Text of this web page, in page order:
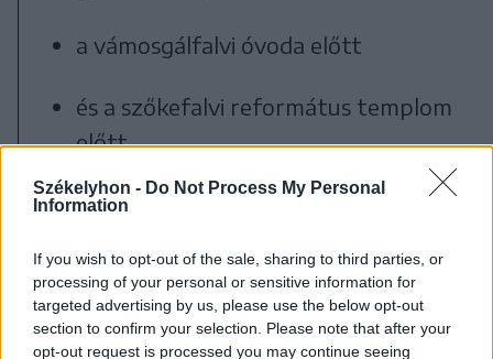
Székelyhon - Do Not Process My Personal
Information
If you wish to opt-out of the sale, sharing to third parties, or
processing of your personal or sensitive information for
targeted advertising by us, please use the below opt-out
section to confirm your selection. Please note that after your
opt-out request is processed you may continue seeing
a vámosgálfalvi óvoda előtt
és a szőkefalvi református templom
előtt,
és hamarosan Küküllőpócsfalvára is
Balog Elemér, Vámosgálfalva
polgármestere a Székelyhonnal.